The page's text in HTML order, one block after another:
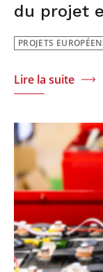
du projet
PROJETS
Lire la suite